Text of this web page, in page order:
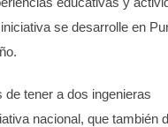
se desarrolle en
tener a dos ingenieras
nacional, que también